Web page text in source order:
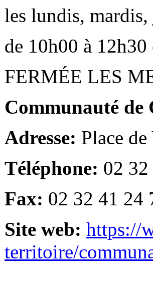
les lundis,
de 10h00 à
FERMÉE LES
Communauté de
Adresse: Place
Téléphone: 02
Fax: 02 32 41 24
Site web: https://
territoire/